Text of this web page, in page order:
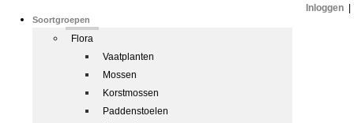
Soortgroepen
Flora
Vaatplanten
Mossen
Korstmossen
Paddenstoelen
Inloggen